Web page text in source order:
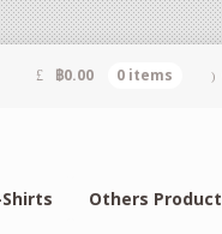
฿0.00 0 items
Others Product